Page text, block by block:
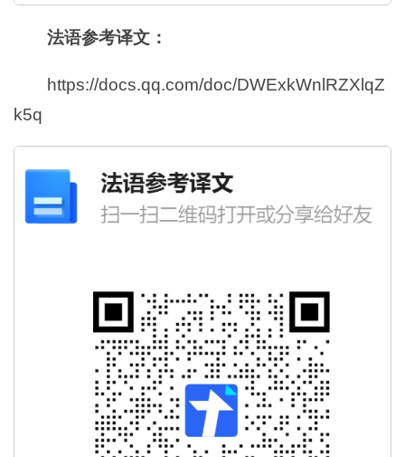
法语参考译文：
https://docs.qq.com/doc/DWExkWnlRZXlqZ
k5q